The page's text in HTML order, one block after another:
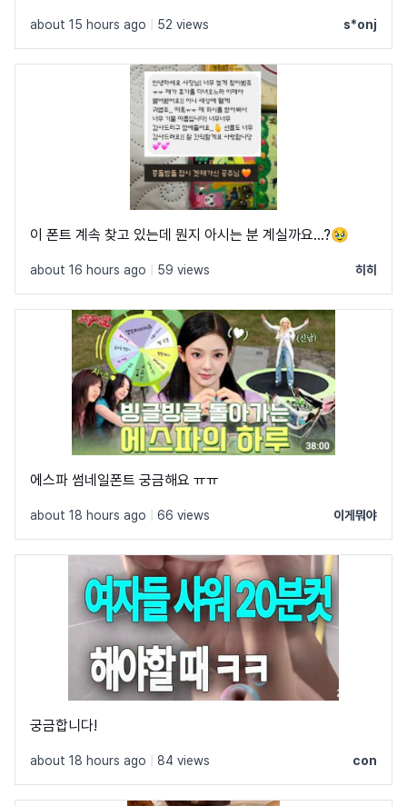
about 15 hours ago 52 views s*onj
이 폰트 계속 찾고 있는데 뭔지 아시는 분 계실까요...?🥹
about 16 hours ago 59 views 히히
에스파 썸네일폰트 궁금해요 ㅠㅠ
about 18 hours ago 66 views 이게뭐야
궁금합니다!
about 18 hours ago 84 views con